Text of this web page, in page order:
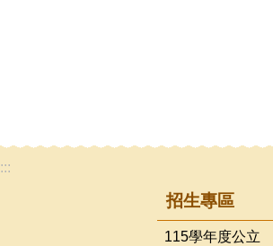
:::
招生專區
115學年度公立